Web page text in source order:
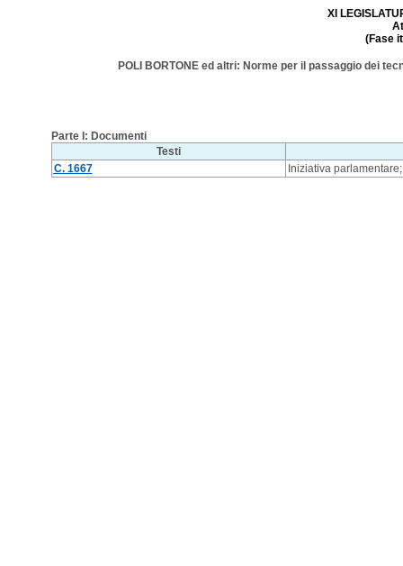
XI
(Fase
POLI BORTONE ed altri: Norme per il passaggio dei
Parte I: Documenti
Testi
C. 1667
Iniziativa